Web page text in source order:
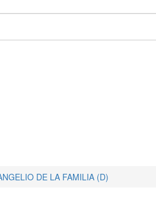
DE LA FAMILIA (D)